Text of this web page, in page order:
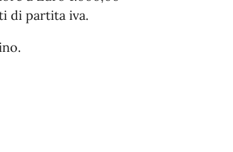
di partita iva.